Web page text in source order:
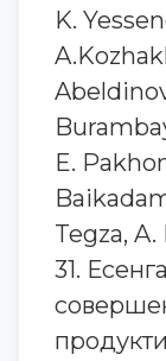
K.
E.
Tegza,
31.